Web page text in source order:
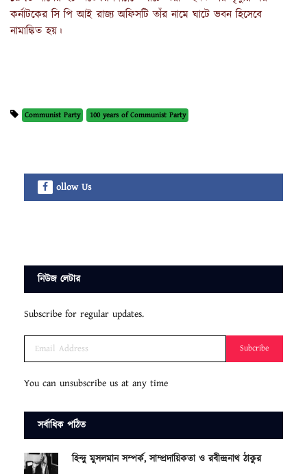
কর্নাটকের সি পি আই রাজ্য অফিসটি তাঁর নামে ঘাটে ভবন হিসেবে
নামাঙ্কিত হয়।
Communist Party 100 years of Communist Party
ollow Us
নিউজ লেটার
Subscribe for regular updates.
Subcribe
You can unsubscribe us at any time
সর্বাধিক পঠিত
হিন্দু মুসলমান সম্পর্ক, সাম্প্রদায়িকতা ও রবীন্দ্রনাথ ঠাকুর